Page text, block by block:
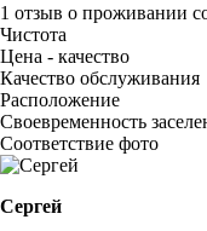
1 отзыв о проживании
Чистота
Цена - качество
Качество обслуживания
Расположение
Своевременность
Соответствие фото
Сергей